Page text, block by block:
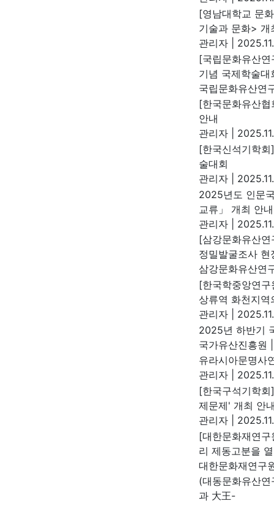
[영남대학교 문
기술과 문화> 개
관리자
[국립문화유산
기념 국제학술
국립문화유산연
[한국문화유산
안내
관리자
[한국신석기학
술대회
관리자
2025년도 인문
교류」 개최 안내
관리자
[삼강문화유산
정밀발굴조사 현
삼강문화유산연
[한국학중앙연
상류역 화천지역
관리자
2025년 하반기
국가유산진흥원
유라시아문명사
관리자
[한국구석기학
제문제' 개최 안
관리자
[대한문화재연
리 제동고분을
대한문화재연구
(대동문화유산
과 大王-